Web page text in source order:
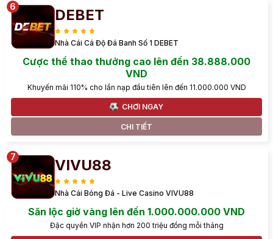
DEBET
Nhà Cái Cá Độ Đá Banh Số 1 DEBET
Cược thể thao thưởng cao lên đến 38.888.000
VND
Khuyến mãi 110% cho lần nạp đầu tiên lên đến 11.000.000 VND
CHƠI NGAY
CHI TIẾT
VIVU88
Nhà Cái Bóng Đá - Live Casino VIVU88
Săn lộc giờ vàng lên đến 1.000.000.000 VND
Đặc quyền VIP nhận hơn 200 triệu đồng mỗi tháng